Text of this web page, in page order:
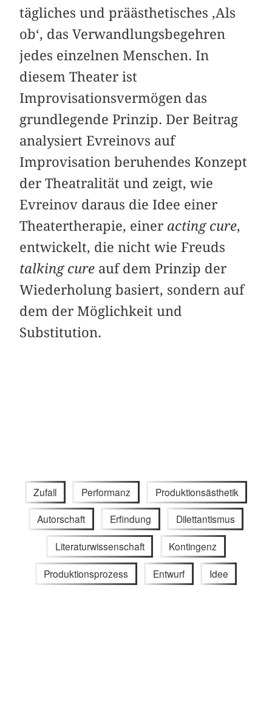
tägliches und präästhetisches ‚Als
ob‘, das Verwandlungsbegehren
jedes einzelnen Menschen. In
diesem Theater ist
Improvisationsvermögen das
grundlegende Prinzip. Der Beitrag
analysiert Evreinovs auf
Improvisation beruhendes Konzept
der Theatralität und zeigt, wie
Evreinov daraus die Idee einer
Theatertherapie, einer acting cure,
entwickelt, die nicht wie Freuds
talking cure auf dem Prinzip der
Wiederholung basiert, sondern auf
dem der Möglichkeit und
Substitution.
Zufall Performanz Produktionsästhetik
Autorschaft Erfindung Dilettantismus
Literaturwissenschaft Kontingenz
Produktionsprozess Entwurf Idee